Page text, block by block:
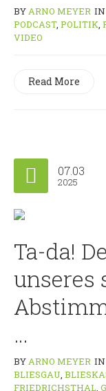
BYARNO MEYER IN
PODCAST, POLITIK,
VIDEO
Read More
07.03
2025
Ta-da!
unseres
…
BYARNO MEYER IN
BLIESGAU,
FRIEDRICHSTHAL,